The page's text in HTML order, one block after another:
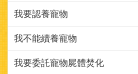
我要認養寵物
我不能續養寵物
我要委託寵物屍體焚化